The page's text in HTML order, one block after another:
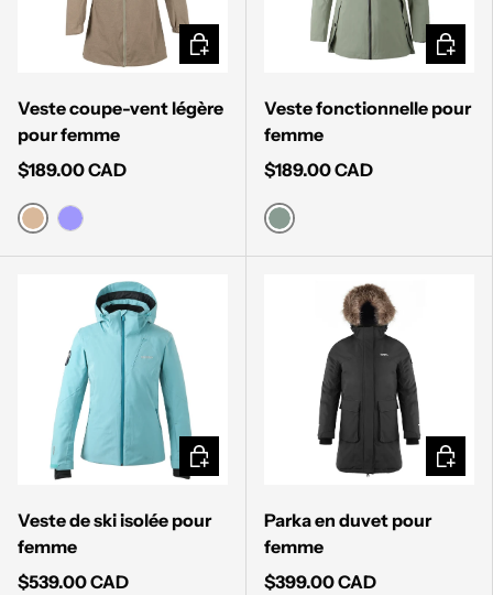
Veste coupe-vent légère
pour femme
$189.00 CAD
BEIGE
CHOISIR LES OPTIONS
Veste fonctionnelle pour
femme
$189.00 CAD
ICEBERG GREEN
Veste de ski isolée pour
femme
$539.00 CAD
CHOISIR LES OPTIONS
Parka en duvet pour
femme
$399.00 CAD